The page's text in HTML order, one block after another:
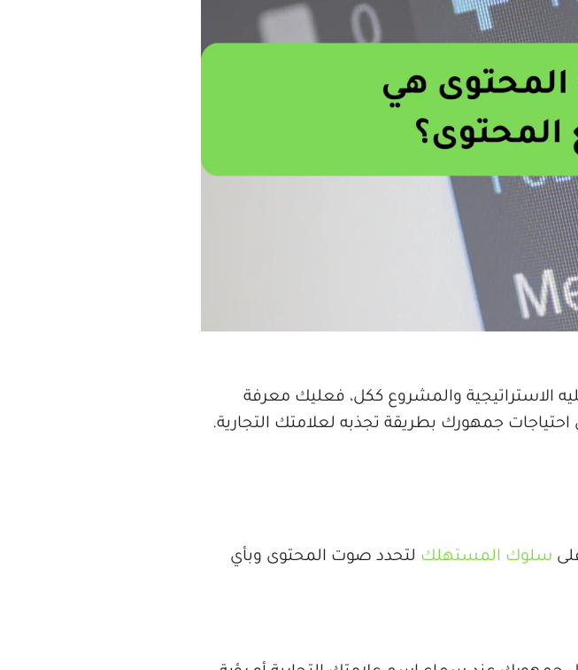
الاستراتيجية والمشروع ككل، فعليك معرفة
جمهورك بطريقة تجذبه لعلامتك التجارية.
سلوك المستهلك لتحدد صوت المحتوى وبأي